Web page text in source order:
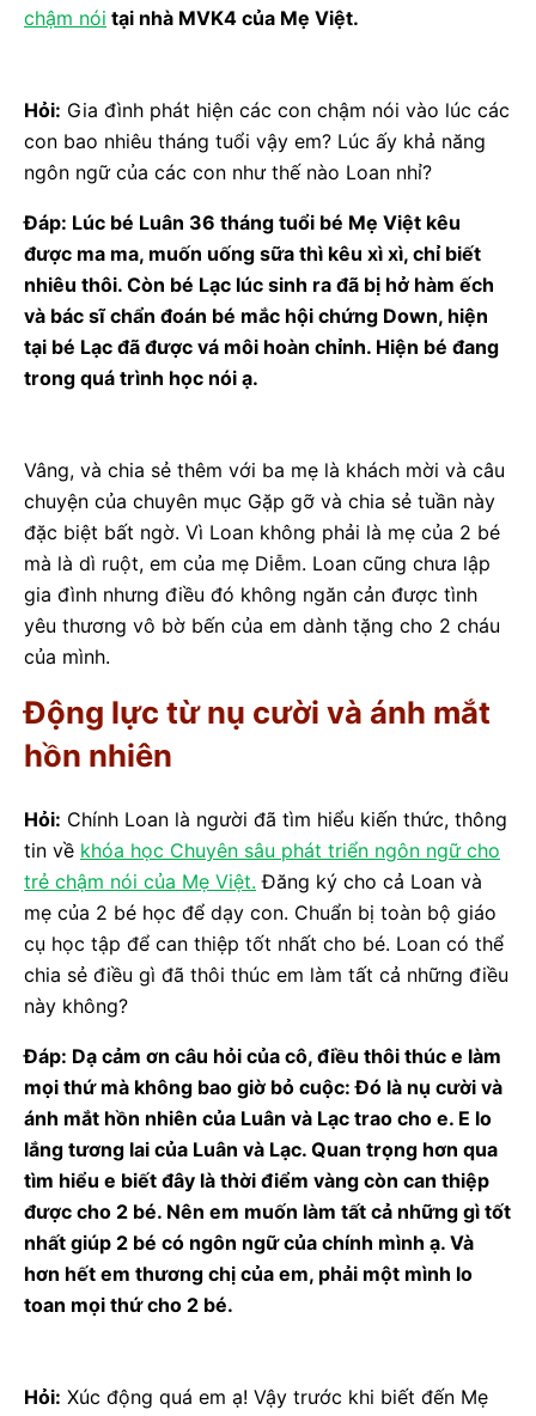
chậm nói tại nhà MVK4 của Mẹ Việt.
Hỏi: Gia đình phát hiện các con chậm nói vào lúc các
con bao nhiêu tháng tuổi vậy em? Lúc ấy khả năng
ngôn ngữ của các con như thế nào Loan nhỉ?
Đáp: Lúc bé Luân 36 tháng tuổi bé Mẹ Việt kêu
được ma ma, muốn uống sữa thì kêu xì xì, chỉ biết
nhiêu thôi. Còn bé Lạc lúc sinh ra đã bị hở hàm ếch
và bác sĩ chẩn đoán bé mắc hội chứng Down, hiện
tại bé Lạc đã được vá môi hoàn chỉnh. Hiện bé đang
trong quá trình học nói ạ.
Vâng, và chia sẻ thêm với ba mẹ là khách mời và câu
chuyện của chuyên mục Gặp gỡ và chia sẻ tuần này
đặc biệt bất ngờ. Vì Loan không phải là mẹ của 2 bé
mà là dì ruột, em của mẹ Diễm. Loan cũng chưa lập
gia đình nhưng điều đó không ngăn cản được tình
yêu thương vô bờ bến của em dành tặng cho 2 cháu
của mình.
Động lực từ nụ cười và ánh mắt
hồn nhiên
Hỏi: Chính Loan là người đã tìm hiểu kiến thức, thông
tin về khóa học Chuyên sâu phát triển ngôn ngữ cho
trẻ chậm nói của Mẹ Việt. Đăng ký cho cả Loan và
mẹ của 2 bé học để dạy con. Chuẩn bị toàn bộ giáo
cụ học tập để can thiệp tốt nhất cho bé. Loan có thể
chia sẻ điều gì đã thôi thúc em làm tất cả những điều
này không?
Đáp: Dạ cảm ơn câu hỏi của cô, điều thôi thúc e làm
mọi thứ mà không bao giờ bỏ cuộc: Đó là nụ cười và
ánh mắt hồn nhiên của Luân và Lạc trao cho e. E lo
lắng tương lai của Luân và Lạc. Quan trọng hơn qua
tìm hiểu e biết đây là thời điểm vàng còn can thiệp
được cho 2 bé. Nên em muốn làm tất cả những gì tốt
nhất giúp 2 bé có ngôn ngữ của chính mình ạ. Và
hơn hết em thương chị của em, phải một mình lo
toan mọi thứ cho 2 bé.
Hỏi: Xúc động quá em ạ! Vậy trước khi biết đến Mẹ